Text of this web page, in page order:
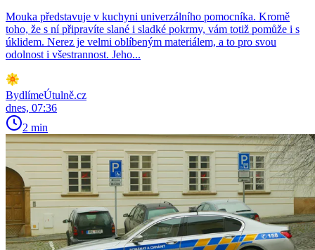
Mouka představuje v kuchyni univerzálního pomocníka. Kromě
toho, že s ní připravíte slané i sladké pokrmy, vám totiž pomůže i s
úklidem. Nerez je velmi oblíbeným materiálem, a to pro svou
odolnost i všestrannost. Jeho...
BydlímeÚtulně.cz
dnes, 07:36
2 min